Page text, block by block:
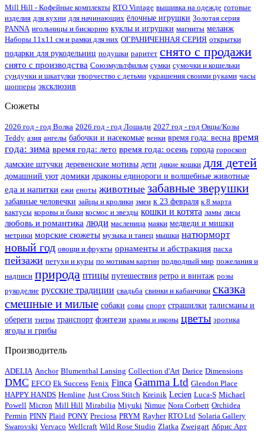
Mill Hill - Кофейные комплекты RTO Vintage вышивка на одежде готовые
изделия для кухни для начинающих ёлочные игрушки Золотая серия
PANNA игольницы и бискорню куклы и игрушки магниты меланж
Наборы 11х11 см и рамки для них ОГРАНИЧЕННАЯ СЕРИЯ открытки
подарки для рукодельниц подушки раритет снято с продажи
снято с производства Союзмультфильм сумки сумочки и кошельки
сундучки и шкатулки творчество с детьми украшения своими руками часы
шопперы эксклюзив
Сюжеты
2026 год - год Волка 2026 год - год Лошади 2027 год - год Овцы/Козы
Teddy азия ангелы бабочки и насекомые венки время года: весна время
года: зима время года: лето время года: осень города гороскоп
дамские штучки деревенские мотивы дети дикие кошки для детей
домашний уют домики драконы единороги и волшебные животные
еда и напитки ежи еноты животные забавные зверушки
забавные человечки зайцы и кролики змеи к 23 февраля к 8 марта
кактусы коровы и быки космос и звезды кошки и котята ламы лисы
любовь и романтика люди масленица маяки медведи и мишки
метрики морские сюжеты музыка и танец мышки натюрморт
новый год овощи и фрукты орнаменты и абстракция пасха
пейзажи петухи и куры по мотивам картин подводный мир пожелания и
надписи природа птицы путешествия ретро и винтаж розы
рукоделие русские традиции свадьба свинки и кабанчики сказка
смешные и милые собаки совы спорт страшилки талисманы и
обереги тигры транспорт фэнтези храмы и иконы цветы эротика
ягоды и грибы
Производитель
ADELIA Anchor Blumenthal Lansing Collection d'Art Darice Dimensions
DMC EFCO Ek Success Fenix Finca Gamma Ltd Glendon Place
HAPPY HANDS Hemline Just Cross Stitch Kreinik Lecien Luca-S Michael
Powell Micron Mill Hill Mirabilia Miyuki Nimue Nora Corbett Orchidea
Permin PINN Plaid PONY Preciosa PRYM Rayher RTO Ltd Solaria Gallery
Swarovski Vervaco Wellcraft Wild Rose Studio Zlatka Zweigart Абрис Арт